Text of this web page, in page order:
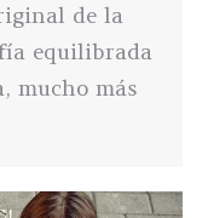
de la
equilibrada
mucho más